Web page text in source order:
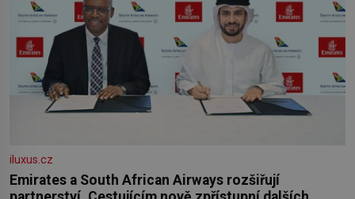
iluxus.cz
Emirates a South African Airways rozšiřují